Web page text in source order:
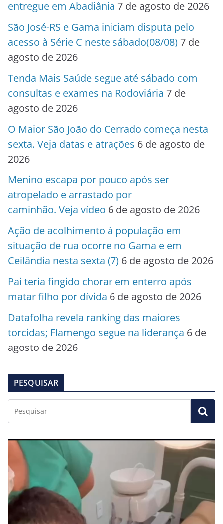
entregue em Abadiânia 7 de agosto de 2026
São José-RS e Gama iniciam disputa pelo
acesso à Série C neste sábado(08/08) 7 de
agosto de 2026
Tenda Mais Saúde segue até sábado com
consultas e exames na Rodoviária 7 de
agosto de 2026
O Maior São João do Cerrado começa nesta
sexta. Veja datas e atrações 6 de agosto de
2026
Menino escapa por pouco após ser
atropelado e arrastado por
caminhão. Veja vídeo 6 de agosto de 2026
Ação de acolhimento à população em
situação de rua ocorre no Gama e em
Ceilândia nesta sexta (7) 6 de agosto de 2026
Pai teria fingido chorar em enterro após
matar filho por dívida 6 de agosto de 2026
Datafolha revela ranking das maiores
torcidas; Flamengo segue na liderança 6 de
agosto de 2026
PESQUISAR